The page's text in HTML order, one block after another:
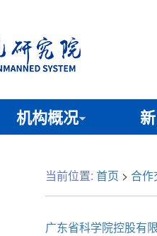
机构概况
当前位置: 首页 > 合作
广东省科学院控股有